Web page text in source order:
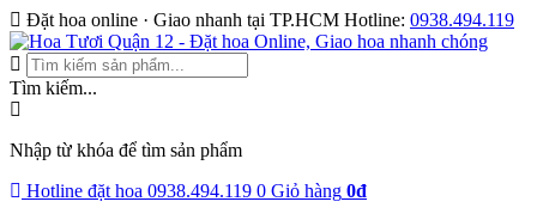
Đặt hoa online · Giao nhanh tại TP.HCM Hotline: 0938.494.119
Tìm kiếm...
Nhập từ khóa để tìm sản phẩm
Hotline đặt hoa 0938.494.119 0 Giỏ hàng 0đ